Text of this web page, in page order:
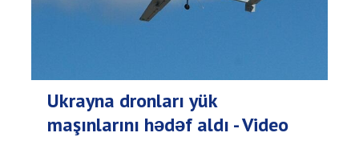
Ukrayna dronları yük
maşınlarını hədəf aldı - Video